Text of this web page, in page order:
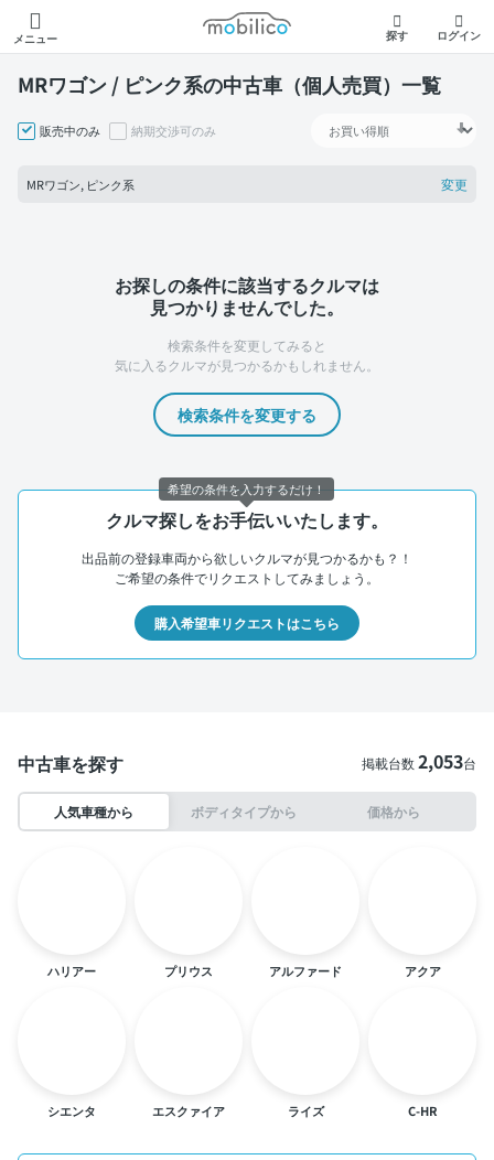
メニュー
モビリコ
探す ログイン
MRワゴン / ピンク系の中古車（個人売買）一覧
販売中のみ 納期交渉可のみ
MRワゴン, ピンク系 変更
お探しの条件に該当するクルマは
見つかりませんでした。
検索条件を変更してみると
気に入るクルマが見つかるかもしれません。
検索条件を変更する
クルマ探しをお手伝いいたします。
出品前の登録車両から欲しいクルマが見つかるかも？！
ご希望の条件でリクエストしてみましょう。
購入希望車リクエストはこちら
中古車を探す 掲載台数2,053台
人気車種から ボディタイプから 価格から
ハリアー プリウス アルファード アクア
シエンタ エスクァイア ライズ C-HR
希望の条件を入力するだけ！